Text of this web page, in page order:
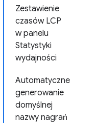
Zestawienie
czasów LCP
w panelu
Statystyki
wydajności
Automatyczne
generowanie
domyślnej
nazwy nagrań